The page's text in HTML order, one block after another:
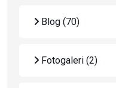
Blog (70)
Fotogaleri (2)